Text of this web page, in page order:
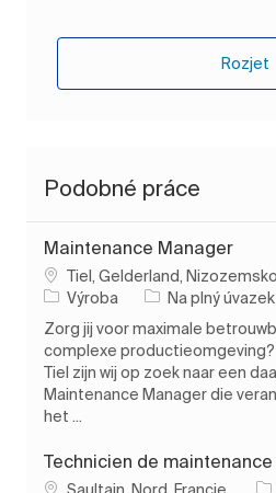
Rozjet
Podobné práce
Maintenance Manager
Umístění
Tiel, Gelderland, Nizozemsko
Kategorie
Výroba Typ úlohy
Na plný úvazek
Zorg jij voor maximale
complexe productieomgeving?
Tiel zijn wij op zoek naar een
Maintenance Manager die
het ...
Technicien de
Umístění